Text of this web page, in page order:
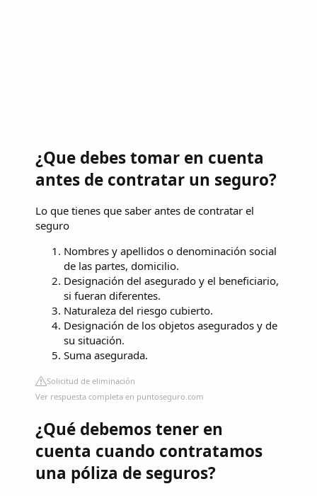
¿Que debes tomar en cuenta
antes de contratar un seguro?
Lo que tienes que saber antes de contratar el
seguro
Nombres y apellidos o denominación social
de las partes, domicilio.
Designación del asegurado y el beneficiario,
si fueran diferentes.
Naturaleza del riesgo cubierto.
Designación de los objetos asegurados y de
su situación.
Suma asegurada.
Solicitud de eliminación
Ver respuesta completa en puntoseguro.com
¿Qué debemos tener en
cuenta cuando contratamos
una póliza de seguros?